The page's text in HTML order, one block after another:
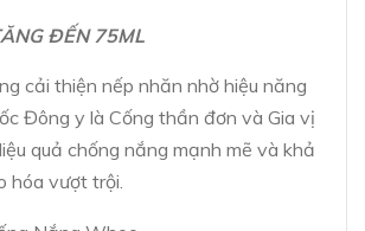
ĐẾN 75ML
cải thiện nếp nhăn nhờ hiệu năng
Đông y là Cống thần đơn và Gia vị
quả chống nắng mạnh mẽ và khả
hóa vượt trội.